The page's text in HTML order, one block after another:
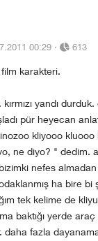
00:29 · 613
karakteri.
yandı
pür heyecan
kliyooo
ne diyo? " dedim.
nefes
ha bire
tek kelime de
baktığı yerde
fazla